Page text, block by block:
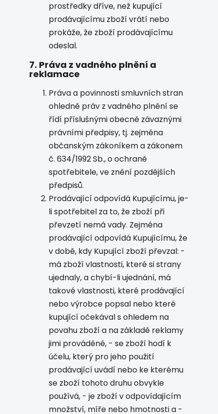
prostředky dříve, než kupující
prodávajícímu zboží vrátí nebo
prokáže, že zboží prodávajícímu
odeslal.
7. Práva z vadného plnění a
reklamace
Práva a povinnosti smluvních stran
ohledně práv z vadného plnění se
řídí příslušnými obecně závaznými
právními předpisy, tj. zejména
občanským zákoníkem a zákonem
č. 634/1992 Sb., o ochraně
spotřebitele, ve znění pozdějších
předpisů.
Prodávající odpovídá Kupujícímu, je-
li spotřebitel za to, že zboží při
převzetí nemá vady. Zejména
prodávající odpovídá Kupujícímu, že
v době, kdy Kupující zboží převzal: -
má zboží vlastnosti, které si strany
ujednaly, a chybí-li ujednání, má
takové vlastnosti, které prodávající
nebo výrobce popsal nebo které
kupující očekával s ohledem na
povahu zboží a na základě reklamy
jimi prováděné, - se zboží hodí k
účelu, který pro jeho použití
prodávající uvádí nebo ke kterému
se zboží tohoto druhu obvykle
používá, - je zboží v odpovídajícím
množství, míře nebo hmotnosti a -